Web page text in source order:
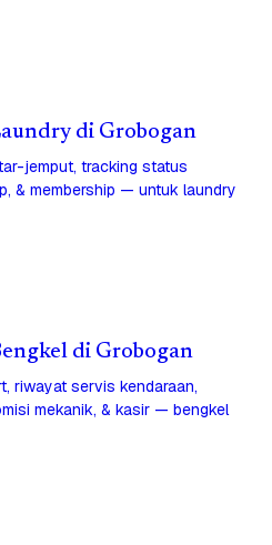
di Grobogan
jemput, tracking status
& membership — untuk laundry
di Grobogan
riwayat servis kendaraan,
mekanik, & kasir — bengkel